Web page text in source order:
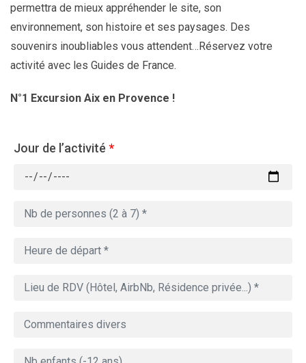
permettra de mieux appréhender le site, son
environnement, son histoire et ses paysages. Des
souvenirs inoubliables vous attendent…Réservez votre
activité avec les Guides de France.
N°1 Excursion Aix en Provence !
Jour de l’activité *